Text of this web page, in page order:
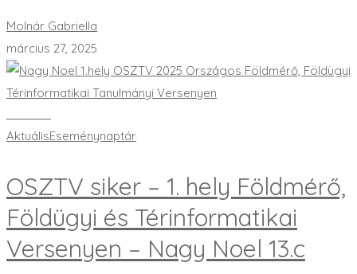
Molnár Gabriella
március 27, 2025
AktuálisEseménynaptár
OSZTV siker – 1. hely Földmérő,
Földügyi és Térinformatikai
Versenyen – Nagy Noel 13.c